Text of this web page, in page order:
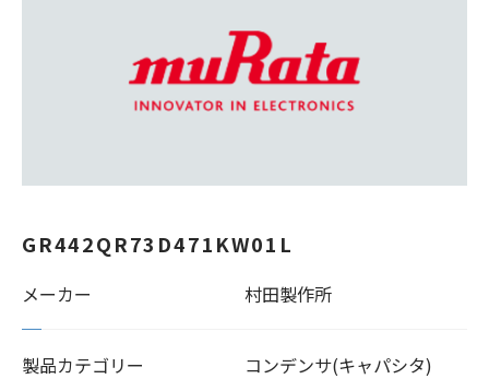
GR442QR73D471KW01L
メーカー 村田製作所
製品カテゴリー コンデンサ(キャパシタ)